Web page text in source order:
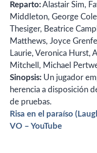
Reparto:Alastair Sim,
Middleton, George
Thesiger, Beatrice
Matthews, Joyce
Laurie, Veronica Hurst,
Mitchell, Michael
Sinopsis: Un jugador
herencia a disposición
de pruebas.
Risa en el paraíso
VO – YouTube